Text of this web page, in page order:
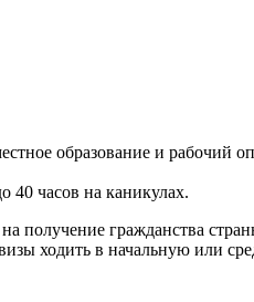
образование и рабочий
40 часов на каникулах.
получение гражданства
ходить в начальную или